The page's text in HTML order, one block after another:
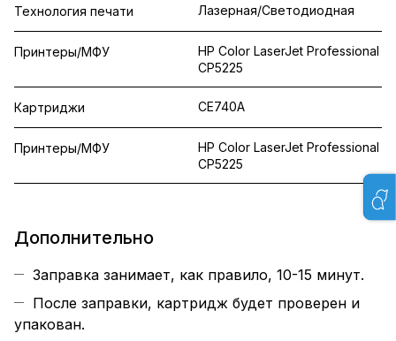
Технология печати Лазерная/Светодиодная
Принтеры/МФУ
HP Color LaserJet Professional
CP5225
Картриджи CE740A
Принтеры/МФУ
HP Color LaserJet Professional
CP5225
Дополнительно
Заправка занимает, как правило, 10-15 минут.
После заправки, картридж будет проверен и
упакован.